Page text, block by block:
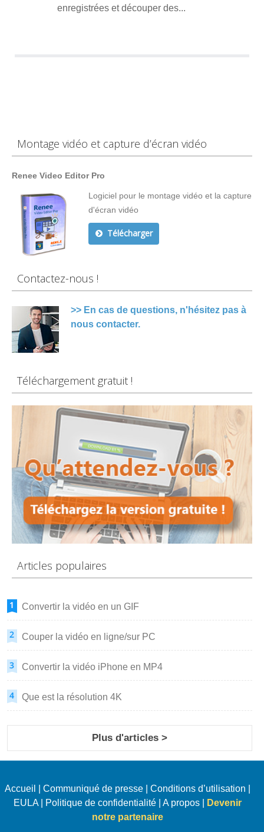
enregistrées et découper des...
Montage vidéo et capture d’écran vidéo
Renee Video Editor Pro
Logiciel pour le montage vidéo et la capture
d'écran vidéo
Télécharger
Contactez-nous !
>> En cas de questions, n'hésitez pas à
nous contacter.
Téléchargement gratuit !
Articles populaires
Convertir la vidéo en un GIF
Couper la vidéo en ligne/sur PC
Convertir la vidéo iPhone en MP4
Que est la résolution 4K
Plus d'articles >
Accueil Communiqué de presse| Conditions d’utilisation
EULA| Politique de confidentialité| A propos|
Devenir
notre partenaire